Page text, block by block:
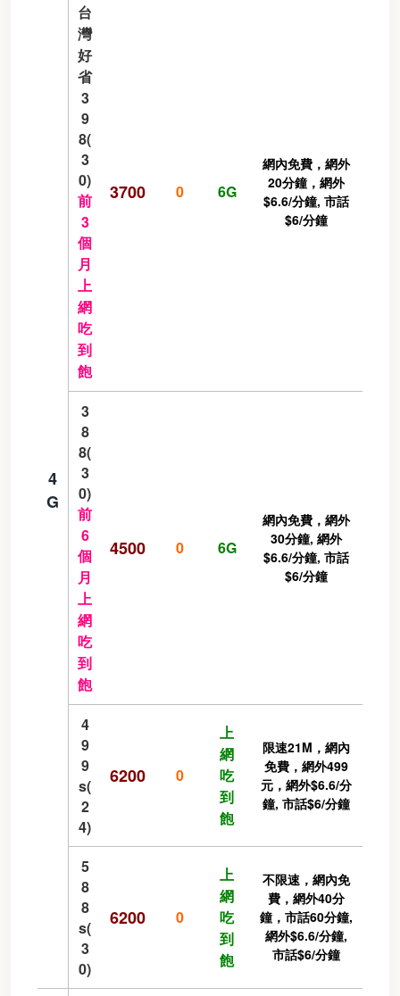
4
G
台
灣
好
省
3
9
8(
3
0)
前
3
個
月
上
網
吃
到
飽
3700 0 6G
網內免費，網外
20分鐘，網外
$6.6/分鐘, 市話
$6/分鐘
3
8
8(
3
0)
前
6
個
月
上
網
吃
到
飽
4500 0 6G
網內免費，網外
30分鐘, 網外
$6.6/分鐘, 市話
$6/分鐘
4
9
9
s(
2
4)
6200 0
上
網
吃
到
飽
限速21M，網內
免費，網外499
元，網外$6.6/分
鐘, 市話$6/分鐘
5
8
8
s(
3
0)
6200 0
上
網
吃
到
飽
不限速，網內免
費，網外40分
鐘，市話60分鐘,
網外$6.6/分鐘,
市話$6/分鐘